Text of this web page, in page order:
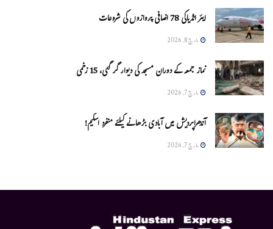
ایئر انڈیاکی 78 اضافی پروازوں کی شروعات
مارچ 8, 2026
نماز جمعہ کے دوران مسجد کی دیوار گر گئی، 15 زخمی
مارچ 7, 2026
آندھراپردیش میں آبادی بڑھانے کیلئے منفرد اسکیم!
مارچ 7, 2026